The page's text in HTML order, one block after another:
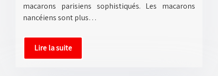
macarons parisiens sophistiqués. Les macarons
nancéiens sont plus…
Lire la suite